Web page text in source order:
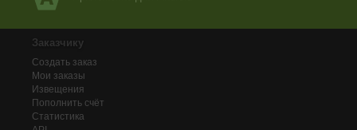
Заказчику
Создать заказ
Мои заказы
Извещения
Пополнить счёт
Статистика